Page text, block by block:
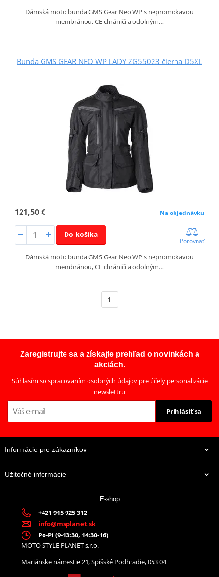
Dámská moto bunda GMS Gear Neo WP s nepromokavou
membránou, CE chrániči a odolným…
Bunda GMS GEAR NEO WP LADY ZG55023 čierna D5XL
121,50 € Na objednávku
Do košíka
Porovnať
Dámská moto bunda GMS Gear Neo WP s nepromokavou
membránou, CE chrániči a odolným…
1
Zaregistrujte sa a získajte prehľad o novinkách a
akciách.
Súhlasím so spracovaním osobných údajovpre účely personalizácie
newslettru
Prihlásiť sa
Informácie pre zákazníkov
Užitočné informácie
E-shop
+421 915 925 312
info@msplanet.sk
Po-Pi (9-13:30, 14:30-16)
MOTO STYLE PLANET s.r.o.
Mariánske námestie 21, Spišské Podhradie, 053 04